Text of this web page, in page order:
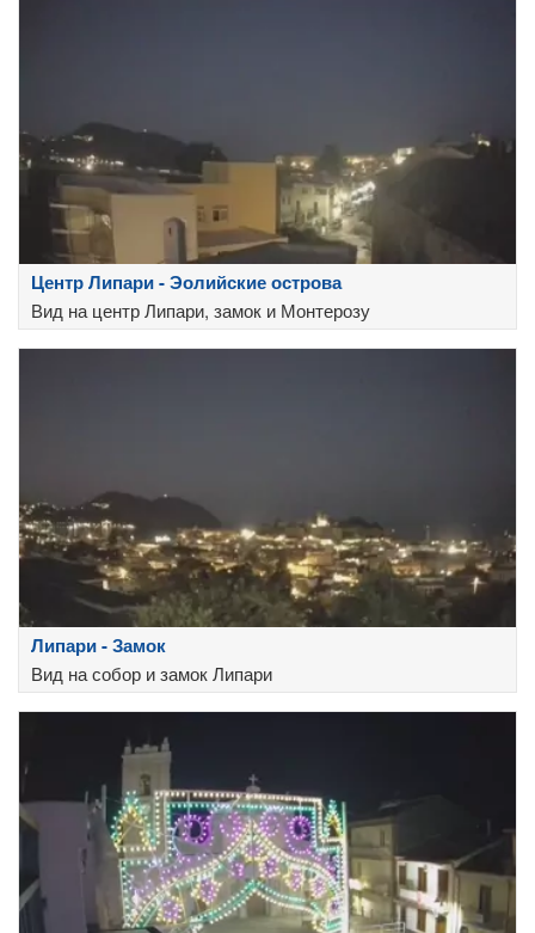
Центр Липари - Эолийские острова
Вид на центр Липари, замок и Монтерозу
Липари - Замок
Вид на собор и замок Липари